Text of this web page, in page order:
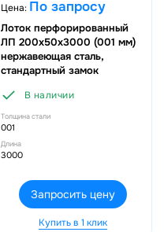
Цена: По запросу
Лоток перфорированный
ЛП 200х50х3000 (001 мм)
нержавеющая сталь,
стандартный замок
В наличии
Толщина стали
001
Длина
3000
Запросить цену
Купить в 1 клик